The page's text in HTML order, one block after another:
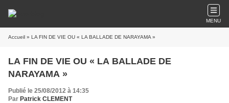
MENU
Accueil » LA FIN DE VIE OU « LA BALLADE DE NARAYAMA »
LA FIN DE VIE OU « LA BALLADE DE
NARAYAMA »
Publié le 25/08/2012 à 14:35
Par Patrick CLEMENT